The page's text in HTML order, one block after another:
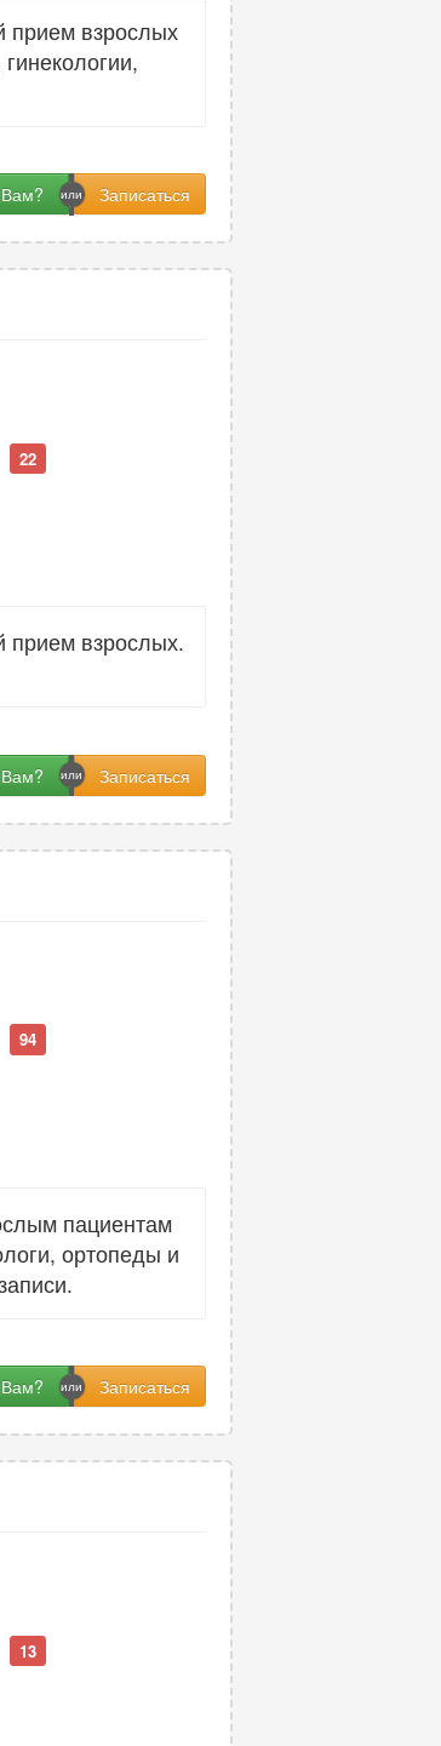
прием взрослых
Вам?
22
прием взрослых.
Вам?
94
пациентам
ортопеды и
Вам?
13